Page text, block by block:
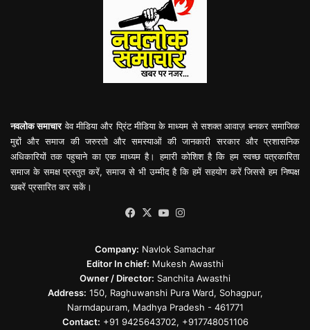
नवलोक समाचारवेव मीडिया और प्रिंट मीडिया के माध्यम से सशक्त आवाज़ बनकर समाजिक
मुद्दों और समाज की जरुरतो और समस्याओं की जानकारी सरकार और प्रशासनिक
अधिकारियों तक पहुचाने का एक माध्यम है। हमारी कोशिश है कि हम स्वच्छ पत्रकारिता
समाज के समक्ष प्रस्तुत करें, समाज से भी उम्मीद है कि हमें सहयोग करें जिससे हम निष्पक्ष
खबरें प्रसारित कर सकें।
Facebook
X YouTube
Company: Navlok Samachar
Editor In chief: Mukesh Awasthi
Owner / Director: Sanchita Awasthi
Address: 150, Raghuwanshi Pura Ward, Sohagpur,
Narmdapuram, Madhya Pradesh - 461771
Contact: +91 9425643702, +917748051106